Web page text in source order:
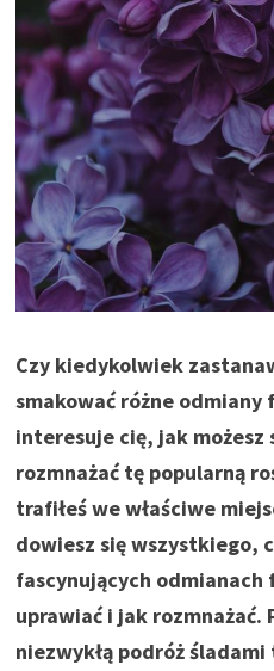
Czy kiedykolwiek
smakować różne odmiany
interesuje cię, jak
rozmnażać tę popularną
trafiłeś we właściwe
dowiesz się wszystkiego,
fascynujących odmianach
uprawiać i jak rozmnażać.
niezwykłą podróż